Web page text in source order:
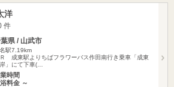
洋
件
県 / 山武市
駅7.19km
Ｒ 成東駅よりちばフラワーバス作田南行き乗車「成東
」にて下車(…
時間
料金 ～